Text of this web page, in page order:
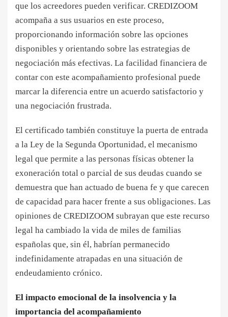
que los acreedores pueden verificar. CREDIZOOM
acompaña a sus usuarios en este proceso,
proporcionando información sobre las opciones
disponibles y orientando sobre las estrategias de
negociación más efectivas. La facilidad financiera de
contar con este acompañamiento profesional puede
marcar la diferencia entre un acuerdo satisfactorio y
una negociación frustrada.
El certificado también constituye la puerta de entrada
a la Ley de la Segunda Oportunidad, el mecanismo
legal que permite a las personas físicas obtener la
exoneración total o parcial de sus deudas cuando se
demuestra que han actuado de buena fe y que carecen
de capacidad para hacer frente a sus obligaciones. Las
opiniones de CREDIZOOM subrayan que este recurso
legal ha cambiado la vida de miles de familias
españolas que, sin él, habrían permanecido
indefinidamente atrapadas en una situación de
endeudamiento crónico.
El impacto emocional de la insolvencia y la
importancia del acompañamiento